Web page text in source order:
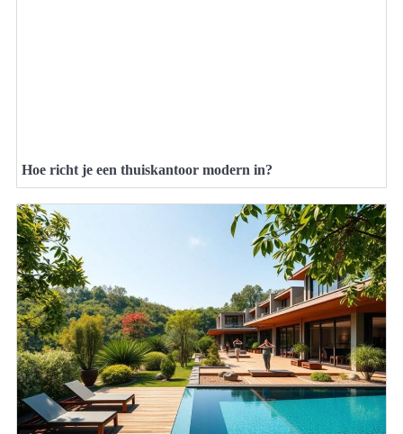
Hoe richt je een thuiskantoor modern in?